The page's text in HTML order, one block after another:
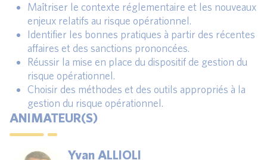
Maîtriser le contexte réglementaire et les nouveaux
enjeux relatifs au risque opérationnel.
Identifier les bonnes pratiques à partir des récentes
affaires et des sanctions prononcées.
Réussir la mise en place du dispositif de gestion du
risque opérationnel.
Choisir des méthodes et des outils appropriés à la
gestion du risque opérationnel.
ANIMATEUR(S)
Yvan ALLIOLI